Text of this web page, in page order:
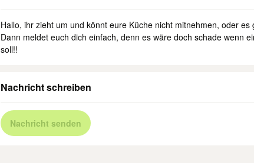
Hallo, ihr zieht um und könnt eure Küche nicht mitnehmen, oder es
Dann meldet euch dich einfach, denn es wäre doch schade wenn
soll!!
Nachricht schreiben
Nachricht senden